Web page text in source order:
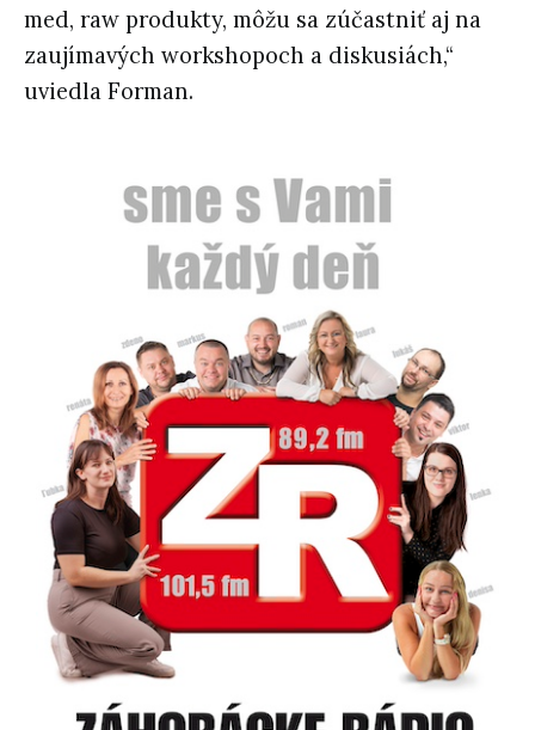
med, raw produkty, môžu sa zúčastniť aj na
zaujímavých workshopoch a diskusiách,“
uviedla Forman.